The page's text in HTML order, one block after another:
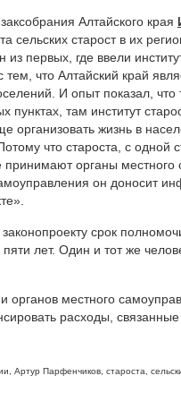
Алтайского края
сельских старост в их
из первых, где ввели
тем, что Алтайский край
И опыт показал,
пунктах, там институт
организовать жизнь в
что староста, с одной
органы местного
он доносит
срок
лет. Один и тот же
органов местного
расходы,
Артур Парфенчиков староста